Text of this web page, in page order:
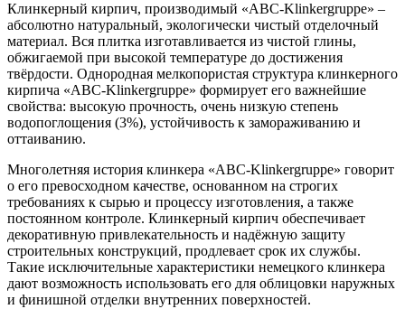
Клинкерный кирпич, производимый «ABC-Klinkergruppe» –
абсолютно натуральный, экологически чистый отделочный
материал. Вся плитка изготавливается из чистой глины,
обжигаемой при высокой температуре до достижения
твёрдости. Однородная мелкопористая структура клинкерного
кирпича «ABC-Klinkergruppe» формирует его важнейшие
свойства: высокую прочность, очень низкую степень
водопоглощения (3%), устойчивость к замораживанию и
оттаиванию.
Многолетняя история клинкера «ABC-Klinkergruppe» говорит
о его превосходном качестве, основанном на строгих
требованиях к сырью и процессу изготовления, а также
постоянном контроле. Клинкерный кирпич обеспечивает
декоративную привлекательность и надёжную защиту
строительных конструкций, продлевает срок их службы.
Такие исключительные характеристики немецкого клинкера
дают возможность использовать его для облицовки наружных
и финишной отделки внутренних поверхностей.